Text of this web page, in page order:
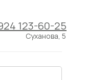
123-60-25
Суханова, 5